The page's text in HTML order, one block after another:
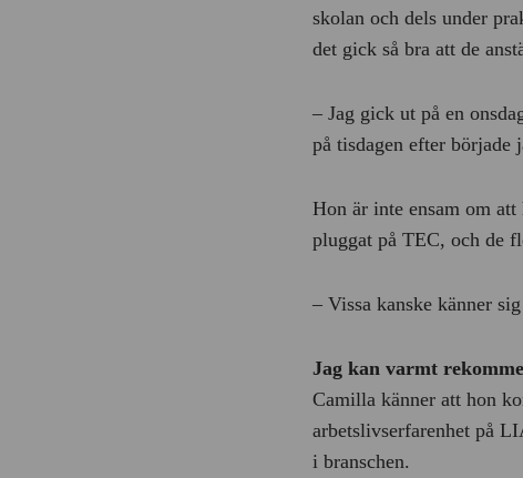
skolan och dels under
det gick så bra att de
– Jag gick ut på en
på tisdagen efter började
Hon är inte ensam om
pluggat på TEC, och de
– Vissa kanske känner
Jag kan varmt
Camilla känner att hon
arbetslivserfarenhet på
i branschen.